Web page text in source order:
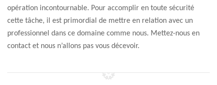
opération incontournable. Pour accomplir en toute sécurité
cette tâche, il est primordial de mettre en relation avec un
professionnel dans ce domaine comme nous. Mettez-nous en
contact et nous n’allons pas vous décevoir.